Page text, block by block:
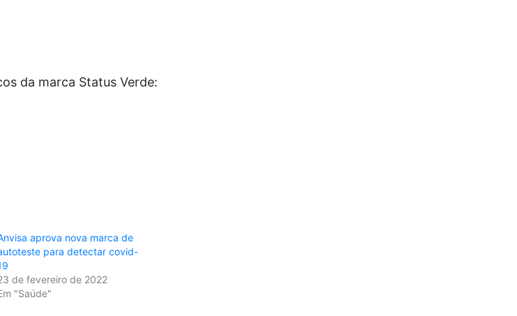
da marca Status Verde:
aprova nova marca de
para detectar covid-
de fevereiro de 2022
"Saúde"